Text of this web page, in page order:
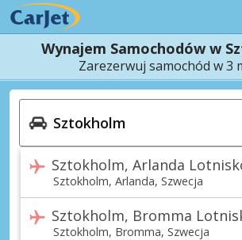
Wynajem Samochodów w
Zarezerwuj samochód w 3
Sztokholm, Arlanda
Sztokholm, Arlanda, Szwecja
Sztokholm, Bromma
Sztokholm, Bromma, Szwecja